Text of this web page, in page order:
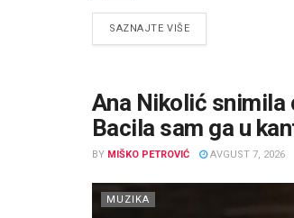
SAZNAJTE VIŠEDETAILS
Ana Nikolić snimila
Bacila sam ga u
BY MIŠKO PETROVIĆ AVGUST 7, 2026
MUZIKA